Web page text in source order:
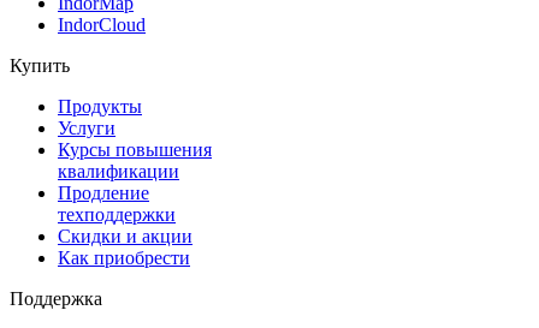
IndorCloud
Купить
Продукты
Услуги
Курсы повышения
квалификации
Продление
техподдержки
Скидки и акции
Как приобрести
Поддержка